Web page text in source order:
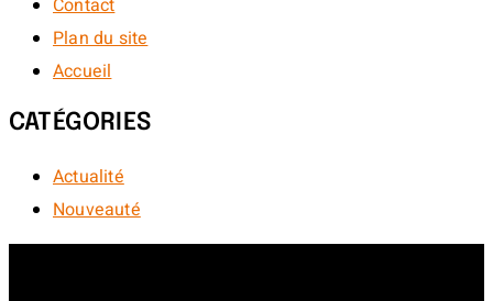
Contact
Plan du site
Accueil
CATÉGORIES
Actualité
Nouveauté